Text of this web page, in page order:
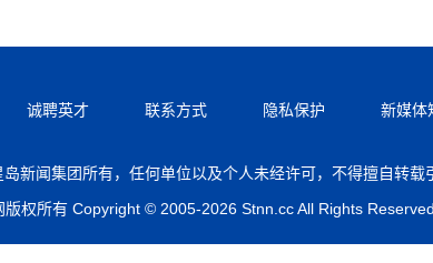
诚聘英才 联系方式 隐私保护 新媒体
新闻集团所有，任何单位以及个人未经许可，不得擅自转载
版权所有 Copyright © 2005-2026 Stnn.cc All Rights Reserved.